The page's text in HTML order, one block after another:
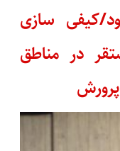
كیفی سازی
در مناطق